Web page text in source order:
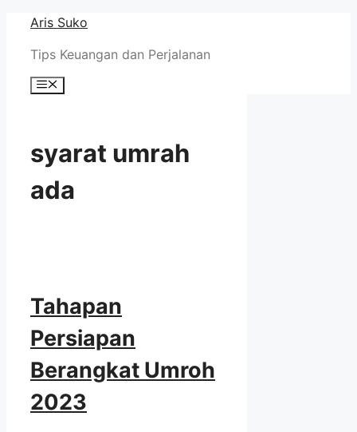
Skip
content
Aris Suko
Tips Keuangan dan Perjalanan
Menu
syarat umrah
ada
Tahapan
Persiapan
Berangkat Umroh
2023